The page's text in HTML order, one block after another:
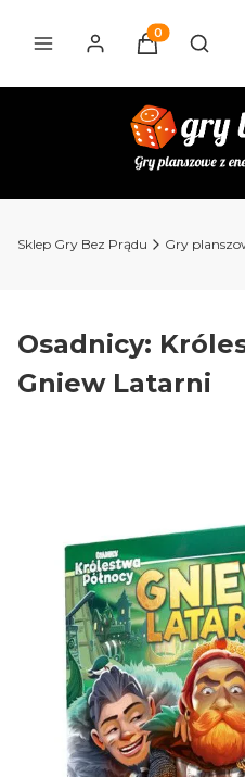
Produkty w
Sklep Gry Bez Prądu Gry
Osadnicy:
Gniew Latarni